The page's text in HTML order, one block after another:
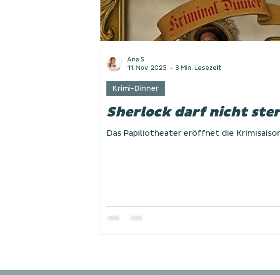
Sherlock darf nicht
Das Papiliotheater eröffnet die
Krimi-Dinner
Ana S.
11. Nov. 2025
3 Min. Lesezeit